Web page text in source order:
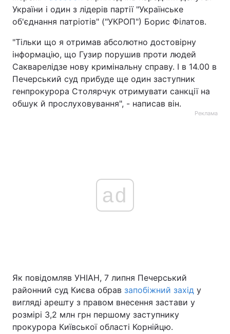
України і один з лідерів партії "Українське
об'єднання патріотів" ("УКРОП") Борис Філатов.
"Тільки що я отримав абсолютно достовірну
інформацію, що Гузир порушив проти людей
Сакварелідзе нову кримінальну справу. І в 14.00 в
Печерський суд прибуде ще один заступник
генпрокурора Столярчук отримувати санкції на
обшук й прослуховування", - написав він.
Реклама
ad
Як повідомляв УНІАН, 7 липня Печерський
районний суд Києва обрав запобіжний захід у
вигляді арешту з правом внесення застави у
розмірі 3,2 млн грн першому заступнику
прокурора Київської області Корнійцю.